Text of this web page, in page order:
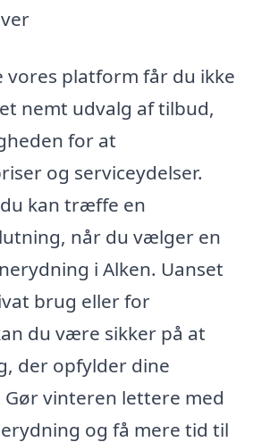
vores platform får du ikke
nemt udvalg af tilbud,
for at
og serviceydelser.
kan træffe en
når du vælger en
i Alken. Uanset
brug eller for
du være sikker på at
der opfylder dine
Gør vinteren lettere med
og få mere tid til